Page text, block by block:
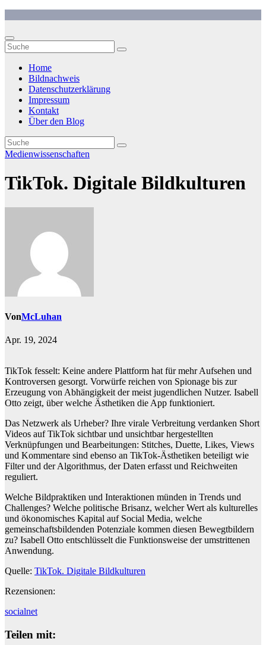
springen
Home
Bildnachweis
Datenschutzerklärung
Impressum
Kontakt
Über den Blog
Medienwissenschaften
TikTok. Digitale Bildkulturen
VonMcLuhan
Apr. 19, 2024
TikTok fesselt: Keine andere Plattform hat für mehr Aufsehen und
Kontroversen gesorgt. Vorwürfe reichen von Spionage bis zur
Erzeugung von Abhängigkeit der meist jugendlichen Nutzer. Isabell
Otto zeigt, über welche Ästhetiken die App funktioniert.
Das Netzwerk als Urheber? Ihre virale Verbreitung verdanken Short
Videos auf TikTok sichtbar und unsichtbar hergestellten
Verknüpfungen und Bearbeitungen: Stitches, Duette, Likes, Views
und Kommentare sind ebenso an TikTok-Ästhetiken beteiligt wie
Filter und der Algorithmus, der Daten erfasst und Reichweiten
reguliert.
Welche Bildpraktiken und Interaktionen münden in Trends und
Challenges? Welche politische Brisanz, welcher Wert als kulturelles
und ökonomisches Kapital auf Social Media, welche
gemeinschaftsbildenden Potenziale kommen diesen Bewegtbildern
zu? Isabell Otto entschlüsselt die Funktionsweise der umstrittenen
Anwendung.
Quelle: TikTok. Digitale Bildkulturen
Rezensionen:
socialnet
Teilen mit: